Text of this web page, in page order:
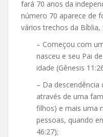
fará 70 anos da
número 70 aparece de
vários trechos da Bíblia,
– Começou com
nasceu e seu Pai
idade (Gênesis
– Da
através de uma
filhos) e mais uma
pessoas, quando
46:27);